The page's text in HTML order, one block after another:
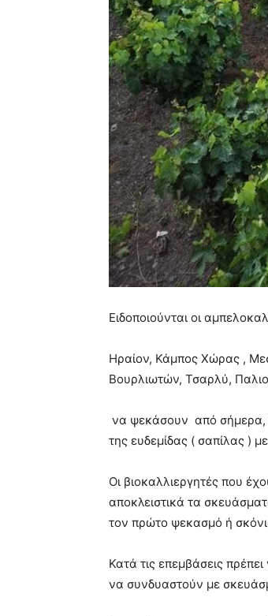
Ειδοποιούνται οι
Ηραίον, Κάμπος Χώρας ,
Βουρλιωτών, Τσαρλύ,
να ψεκάσουν από σήμερα,
της ευδεμίδας ( σαπίλας )
Οι βιοκαλλιεργητές που
αποκλειστικά τα
τον πρώτο ψεκασμό ή
Κατά τις επεμβάσεις
να συνδυαστούν με